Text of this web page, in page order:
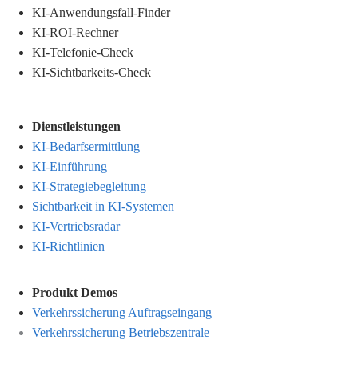
KI-Anwendungsfall-Finder
KI-ROI-Rechner
KI-Telefonie-Check
KI-Sichtbarkeits-Check
Dienstleistungen
KI-Bedarfsermittlung
KI-Einführung
KI-Strategiebegleitung
Sichtbarkeit in KI-Systemen
KI-Vertriebsradar
KI-Richtlinien
Produkt Demos
Verkehrssicherung Auftragseingang
Verkehrssicherung Betriebszentrale